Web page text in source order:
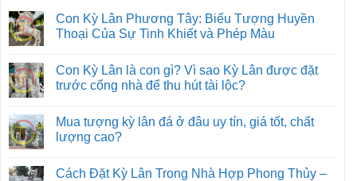
Con Kỳ Lân Phương Tây: Biểu Tượng Huyền
Thoại Của Sự Tinh Khiết và Phép Màu
Con Kỳ Lân là con gì? Vì sao Kỳ Lân được đặt
trước cổng nhà để thu hút tài lộc?
Mua tượng kỳ lân đá ở đâu uy tín, giá tốt, chất
lượng cao?
Cách Đặt Kỳ Lân Trong Nhà Hợp Phong Thủy –